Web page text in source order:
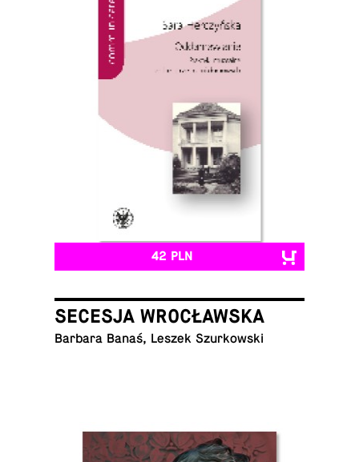
42 PLN
SECESJA WROCŁAWSKA
Barbara Banaś, Leszek Szurkowski